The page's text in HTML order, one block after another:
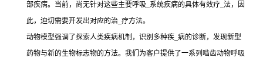
部疾病。当前，尚无针对这些主要呼吸_系统疾病的具体有效疗_法，因
此，迫切需要开发出对应的治_疗方法。
动物模型强调了探索人类疾病机制，识别多种疾_病的诊断，发现新型
药物与新的生物标志物的方法。我们为客户提供了一系列啮齿动物呼吸